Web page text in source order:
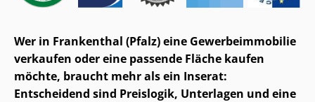
Wer in Frankenthal (Pfalz) eine Ge­wer­be­im­mo­bi­lie
verkaufen oder eine passende Fläche kaufen
möchte, braucht mehr als ein Inserat:
Entscheidend sind Preislogik, Unterlagen und eine